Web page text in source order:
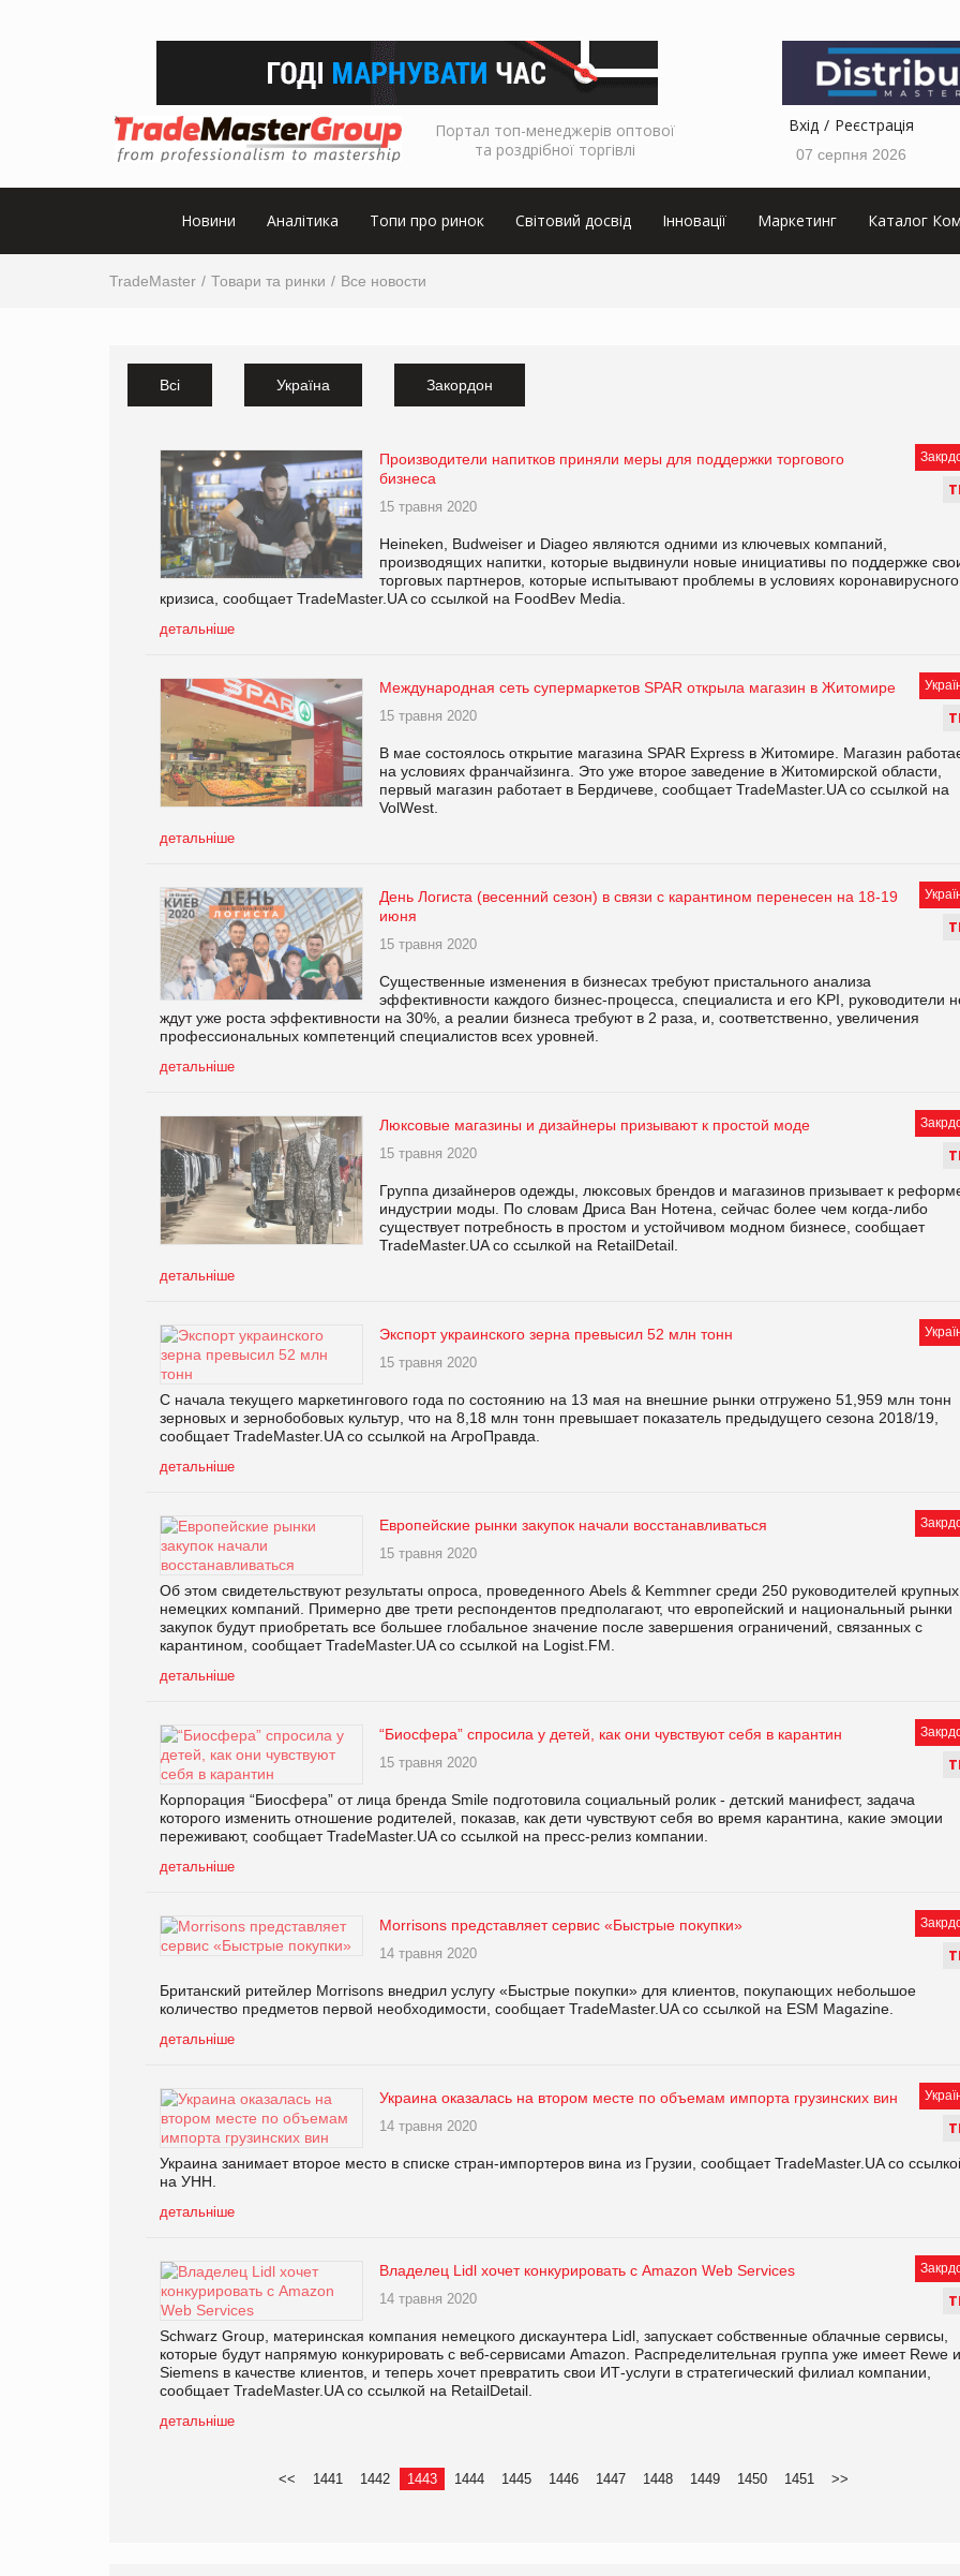
Портал топ-менеджерів оптової
та роздрібної торгівлі
Вхід Реєстрація
07 серпня 2026
Новини Аналітика Топи про ринок Світовий досвід Інновації Маркетинг Каталог
TradeMaster Товари та ринки Все новости
Всі Україна Закордон
Т
Производители напитков приняли меры для поддержки торгового
бизнеса
15 травня 2020
Heineken, Budweiser и Diageo являются одними из ключевых компаний,
производящих напитки, которые выдвинули новые инициативы по поддержке
торговых партнеров, которые испытывают проблемы в условиях коронавирусного
кризиса, сообщает TradeMaster.UA со ссылкой на FoodBev Media.
детальніше
Т
Международная сеть супермаркетов SPAR открыла магазин в Житомире
15 травня 2020
В мае состоялось открытие магазина SPAR Еxpress в Житомире. Магазин
на условиях франчайзинга. Это уже второе заведение в Житомирской области,
первый магазин работает в Бердичеве, сообщает TradeMaster.UA со ссылкой на
VolWest.
детальніше
Т
День Логиста (весенний сезон) в связи с карантином перенесен на 18-19
июня
15 травня 2020
Существенные изменения в бизнесах требуют пристального анализа
эффективности каждого бизнес-процесса, специалиста и его KPI, руководители
ждут уже роста эффективности на 30%, а реалии бизнеса требуют в 2 раза, и, соответственно, увеличения
профессиональных компетенций специалистов всех уровней.
детальніше
Т
Люксовые магазины и дизайнеры призывают к простой моде
15 травня 2020
Группа дизайнеров одежды, люксовых брендов и магазинов призывает к
индустрии моды. По словам Дриса Ван Нотена, сейчас более чем когда-либо
существует потребность в простом и устойчивом модном бизнесе, сообщает
TradeMaster.UA со ссылкой на RetailDetail.
детальніше
Экспорт украинского зерна превысил 52 млн тонн
15 травня 2020
С начала текущего маркетингового года по состоянию на 13 мая на внешние рынки отгружено 51,959 млн тонн
зерновых и зернобобовых культур, что на 8,18 млн тонн превышает показатель предыдущего сезона 2018/19,
сообщает TradeMaster.UA со ссылкой на АгроПравда.
детальніше
Европейские рынки закупок начали восстанавливаться
15 травня 2020
Об этом свидетельствуют результаты опроса, проведенного Abels & Kemmner среди 250 руководителей крупных
немецких компаний. Примерно две трети респондентов предполагают, что европейский и национальный рынки
закупок будут приобретать все большее глобальное значение после завершения ограничений, связанных с
карантином, сообщает TradeMaster.UA со ссылкой на Logist.FM.
детальніше
Т
“Биосфера” спросила у детей, как они чувствуют себя в карантин
15 травня 2020
Корпорация “Биосфера” от лица бренда Smile подготовила социальный ролик - детский манифест, задача
которого изменить отношение родителей, показав, как дети чувствуют себя во время карантина, какие эмоции
переживают, сообщает TradeMaster.UA со ссылкой на пресс-релиз компании.
детальніше
Т
Morrisons представляет сервис «Быстрые покупки»
14 травня 2020
Британский ритейлер Morrisons внедрил услугу «Быстрые покупки» для клиентов, покупающих небольшое
количество предметов первой необходимости, сообщает TradeMaster.UA со ссылкой на ESM Magazine.
детальніше
Т
Украина оказалась на втором месте по объемам импорта грузинских вин
14 травня 2020
Украина занимает второе место в списке стран-импортеров вина из Грузии, сообщает TradeMaster.UA со
на УНН.
детальніше
Т
Владелец Lidl хочет конкурировать с Amazon Web Services
14 травня 2020
Schwarz Group, материнская компания немецкого дискаунтера Lidl, запускает собственные облачные сервисы,
которые будут напрямую конкурировать с веб-сервисами Amazon. Распределительная группа уже имеет Rewe и
Siemens в качестве клиентов, и теперь хочет превратить свои ИТ-услуги в стратегический филиал компании,
сообщает TradeMaster.UA со ссылкой на RetailDetail.
детальніше
<< 1441 1442 1443 1444 1445 1446 1447 1448 1449 1450 1451 >>